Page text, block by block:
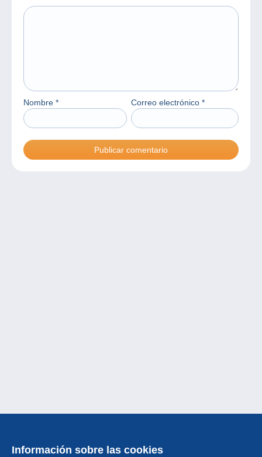
Nombre * Correo electrónico *
Información sobre las cookies